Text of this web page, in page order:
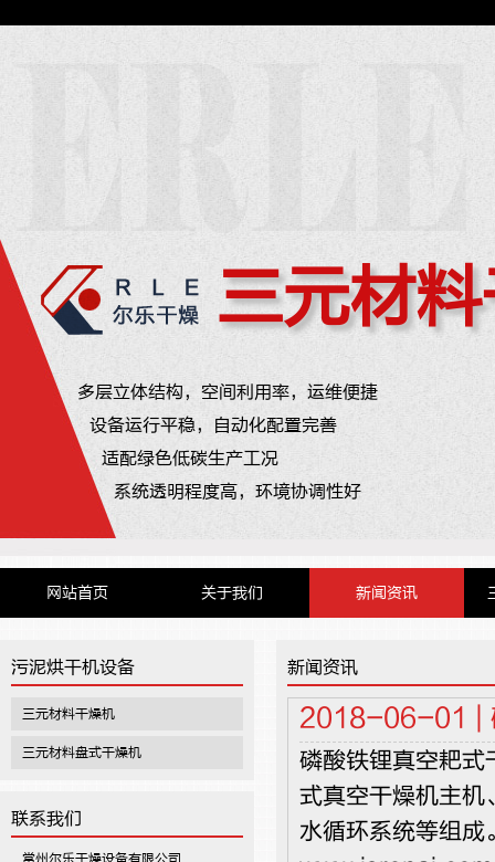
三元材
多层立体结构，空间利用率，运维便捷
设备运行平稳，自动化配置完善
适配绿色低碳生产工况
系统透明程度高，环境协调性好
网站首页 关于我们 新闻资讯
污泥烘干机设备
三元材料干燥机
三元材料盘式干燥机
联系我们
常州尔乐干燥设备有限公司
新闻资讯
2018-06-01 |
磷酸铁锂真空耙式
式真空干燥机主机
水循环系统等组